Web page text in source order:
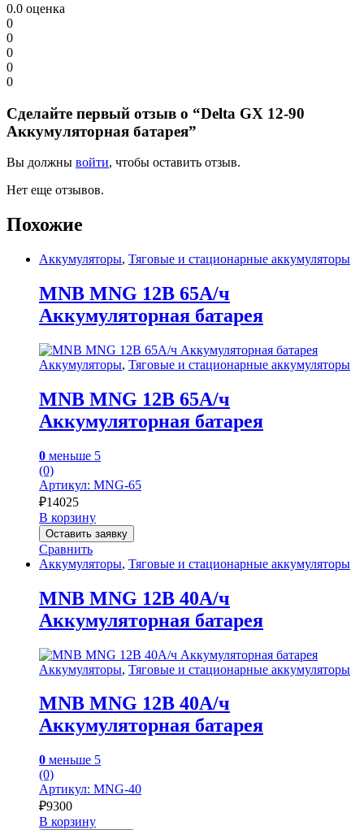
0.0 оценка
0
0
0
0
0
Сделайте первый отзыв о “Delta GX 12-90
Аккумуляторная батарея”
Вы должны войти, чтобы оставить отзыв.
Нет еще отзывов.
Похожие
Аккумуляторы, Тяговые и стационарные аккумуляторы
MNB MNG 12В 65А/ч
Аккумуляторная батарея
Аккумуляторы, Тяговые и стационарные аккумуляторы
MNB MNG 12В 65А/ч
Аккумуляторная батарея
0 меньше 5
(0)
Артикул: MNG-65
₽14025
В корзину
Оставить заявку
Сравнить
Аккумуляторы, Тяговые и стационарные аккумуляторы
MNB MNG 12В 40А/ч
Аккумуляторная батарея
Аккумуляторы, Тяговые и стационарные аккумуляторы
MNB MNG 12В 40А/ч
Аккумуляторная батарея
0 меньше 5
(0)
Артикул: MNG-40
₽9300
В корзину